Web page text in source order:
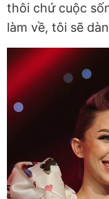
thôi chứ cuộc
làm về, tôi sẽ